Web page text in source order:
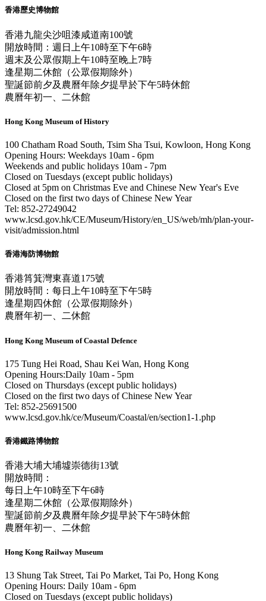
香港歷史博物館
香港九龍尖沙咀漆咸道南100號
開放時間：週日上午10時至下午6時
週末及公眾假期上午10時至晚上7時
逢星期二休館（公眾假期除外）
聖誕節前夕及農曆年除夕提早於下午5時休館
農曆年初一、二休館
Hong Kong Museum of History
100 Chatham Road South, Tsim Sha Tsui, Kowloon, Hong Kong
Opening Hours: Weekdays 10am - 6pm
Weekends and public holidays 10am - 7pm
Closed on Tuesdays (except public holidays)
Closed at 5pm on Christmas Eve and Chinese New Year's Eve
Closed on the first two days of Chinese New Year
Tel: 852-27249042
www.lcsd.gov.hk/CE/Museum/History/en_US/web/mh/plan-your-
visit/admission.html
香港海防博物館
香港筲箕灣東喜道175號
開放時間：每日上午10時至下午5時
逢星期四休館（公眾假期除外）
農曆年初一、二休館
Hong Kong Museum of Coastal Defence
175 Tung Hei Road, Shau Kei Wan, Hong Kong
Opening Hours:Daily 10am - 5pm
Closed on Thursdays (except public holidays)
Closed on the first two days of Chinese New Year
Tel: 852-25691500
www.lcsd.gov.hk/ce/Museum/Coastal/en/section1-1.php
香港鐵路博物館
香港大埔大埔墟崇德街13號
開放時間：
每日上午10時至下午6時
逢星期二休館（公眾假期除外）
聖誕節前夕及農曆年除夕提早於下午5時休館
農曆年初一、二休館
Hong Kong Railway Museum
13 Shung Tak Street, Tai Po Market, Tai Po, Hong Kong
Opening Hours: Daily 10am - 6pm
Closed on Tuesdays (except public holidays)